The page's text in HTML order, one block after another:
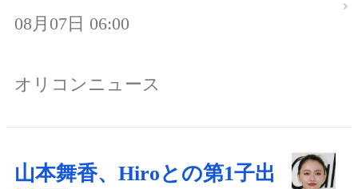
08月07日 06:00
オリコンニュース
山本舞香、Hiroとの第1子出